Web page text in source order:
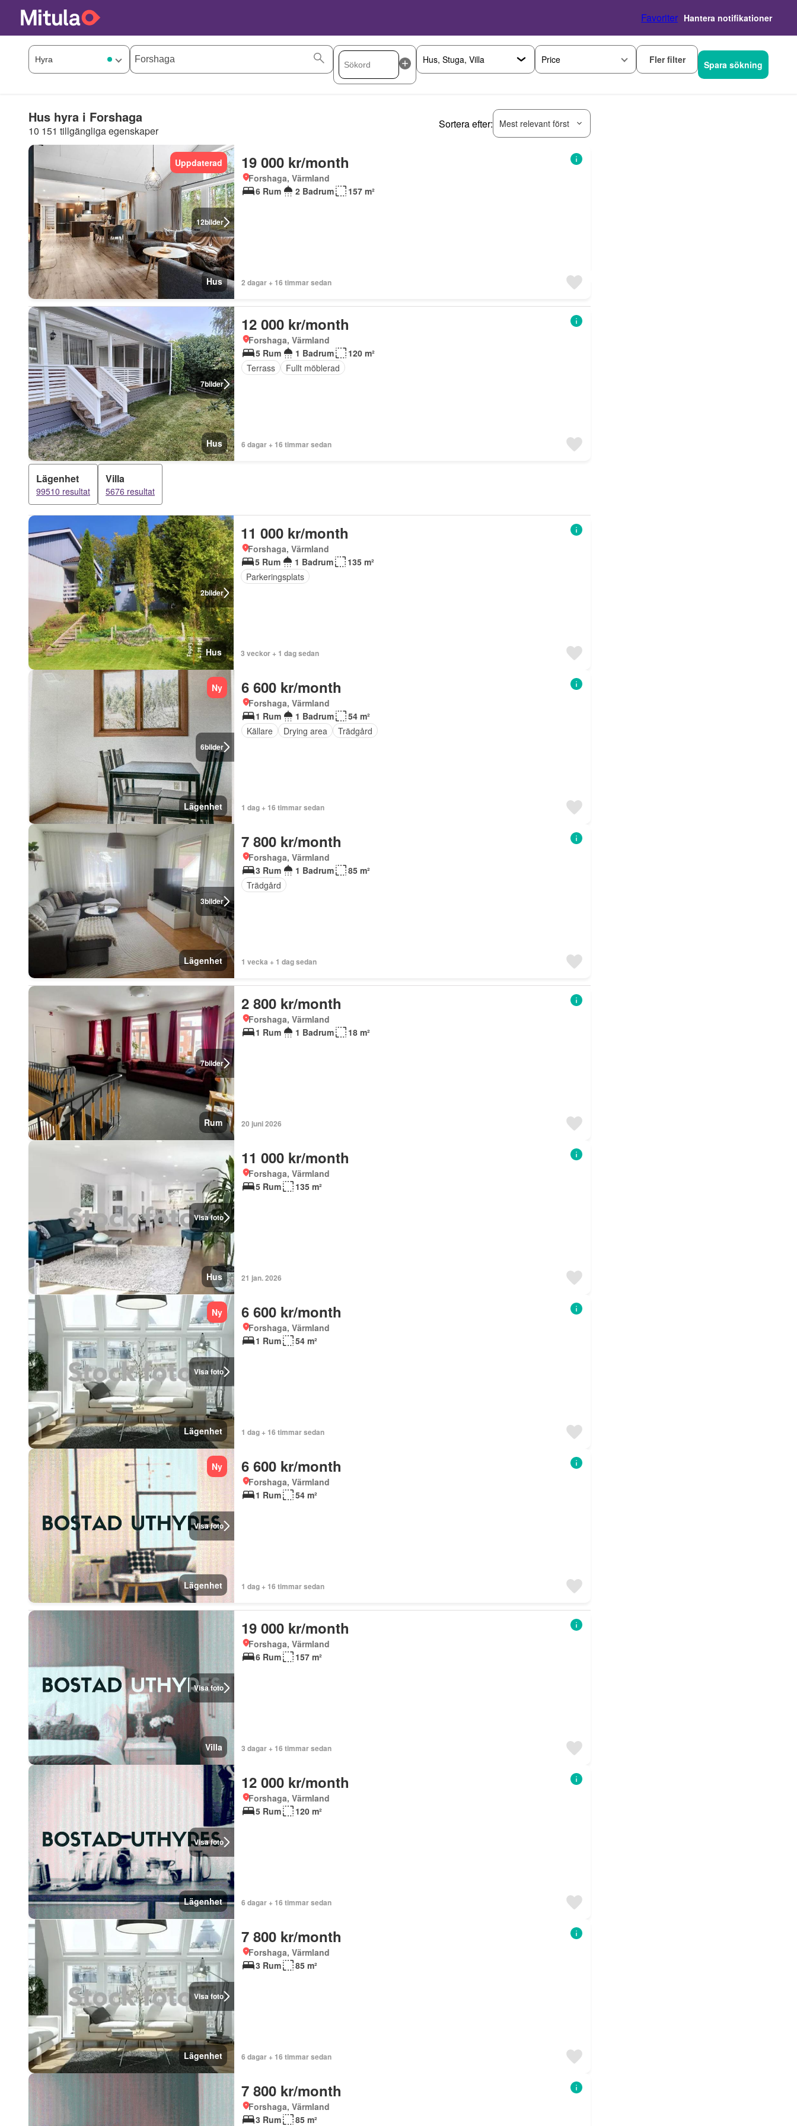
Favoriter Hantera notifikationer
Price Fler filter Spara sökning
Hus hyra i Forshaga
10 151 tillgängliga egenskaper
Sortera efter: Mest relevant först
12bilder
Uppdaterad
Hus
19 000 kr/month
Forshaga, Värmland
6 Rum
2 Badrum 157 m²
2 dagar + 16 timmar sedan
7bilder
Hus
12 000 kr/month
Forshaga, Värmland
5 Rum
1 Badrum
120 m²
Terrass
Fullt möblerad
6 dagar + 16 timmar sedan
Lägenhet
99510 resultat
Villa
5676 resultat
2bilder
Hus
11 000 kr/month
Forshaga, Värmland
5 Rum
1 Badrum
135 m²
Parkeringsplats
3 veckor + 1 dag sedan
6bilder
Ny
Lägenhet
6 600 kr/month
Forshaga, Värmland
1 Rum
1 Badrum
54 m²
Källare
Drying area Trädgård
1 dag + 16 timmar sedan
3bilder
Lägenhet
7 800 kr/month
Forshaga, Värmland
3 Rum
1 Badrum
85 m²
Trädgård
1 vecka + 1 dag sedan
7bilder
Rum
2 800 kr/month
Forshaga, Värmland
1 Rum
1 Badrum 18 m²
20 juni 2026
Visa foto
Hus
11 000 kr/month
Forshaga, Värmland
5 Rum
135 m²
21 jan. 2026
Visa foto
Ny
Lägenhet
6 600 kr/month
Forshaga, Värmland
1 Rum
54 m²
1 dag + 16 timmar sedan
Visa foto
Ny
Lägenhet
6 600 kr/month
Forshaga, Värmland
1 Rum
54 m²
1 dag + 16 timmar sedan
Visa foto
Villa
19 000 kr/month
Forshaga, Värmland
6 Rum
157 m²
3 dagar + 16 timmar sedan
Visa foto
Lägenhet
12 000 kr/month
Forshaga, Värmland
5 Rum
120 m²
6 dagar + 16 timmar sedan
Visa foto
Lägenhet
7 800 kr/month
Forshaga, Värmland
3 Rum
85 m²
6 dagar + 16 timmar sedan
7 800 kr/month
Forshaga, Värmland
3 Rum
85 m²